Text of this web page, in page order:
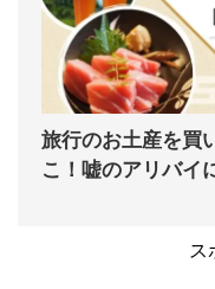
旅行のお土産を買
こ！嘘のアリバイ
ス